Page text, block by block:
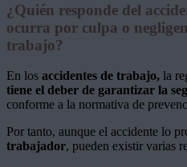
¿Quién responde del
ocurra por culpa o
trabajo?
En los accidentes de trabajo, la
tiene el deber de garantizar la
conforme a la normativa de
Por tanto, aunque el accidente lo
trabajador, pueden existir varias